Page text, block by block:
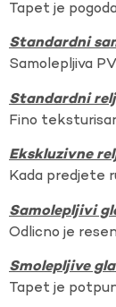
Tapet je
Standardni
Samolepljiva
Standardni
Fino
Ekskluzivne
Kada predjete
Samolepljivi
Odlicno je
Smolepljive
Tapet je